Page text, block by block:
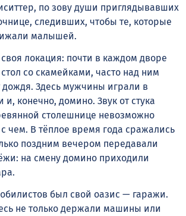
по зову души приглядывавших
следивших, чтобы те, которые
малышей.
локация: почти в каждом дворе
со скамейками, часто над ним
дождя. Здесь мужчины играли в
конечно, домино. Звук от стука
столешнице невозможно
с чем. В тёплое время года сражались
поздним вечером передавали
на смену домино приходили
был свой оазис — гаражи.
не только держали машины или